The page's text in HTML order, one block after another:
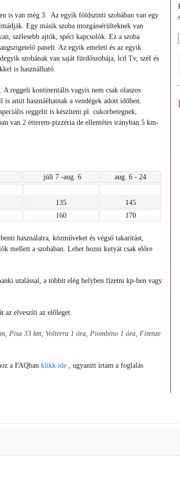
is van még 3. Az egyik földszinti szobában van egy
Egy másik szoba mozgássérülteknek van
szélesebb ajtók, spéci kapcsolók. Ez a szoba
panelt. Az egyik emeleti és az egyik
szobának van saját fürdőszobája, lcd Tv, széf és
is használható.
reggeli kontinentális vagyis nem csak olaszos
amit hasznáéhatnak a vendégek adott időben.
reggelit is készíteni pl. cukorbetegnek,
van 2 étterem-pizzéria de ellentétes irányban 5 km-
júli 7 -aug. 6
aug. 6 - 24
135
145
160 170
használatra, közműveket és végső takarítást,
mellett a szobában. Lehet hozni kutyát csak előre
utalással, a többit elég helyben fizetni kp-ben vagy
az elveszíti az előleget.
Pisa 33 km, Volterra 1 óra, Piombino 1 óra, Firenze
a FAQban klikk ide , ugyanitt írtam a foglalás